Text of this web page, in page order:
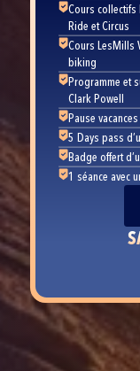
Cours collectifs
Ride et Circus
Cours LesMills
biking
Programme et
Clark Powell
Pause
5 Days pass
Badge offert
1 séance avec